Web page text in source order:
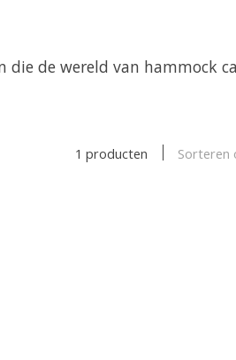
die de wereld van hammock
1 producten Sorteren